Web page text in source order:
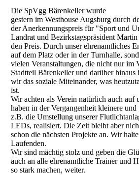
Die SpVgg Bärenkeller wurde
gestern im Westhouse Augsburg durch
der Anerkennungspreis für "Sport und
Landrat und Bezirkstagspräsident
den Preis. Durch unser ehrenamtliches
auf dem Platz oder in der Turnhalle,
vielen Veranstaltungen, die nicht nur im
Stadtteil Bärenkeller und darüber hinaus
wir das soziale Miteinander, was
ist.
Wir achten als Verein natürlich auch auf
haben in der Vergangenheit kleinere
z.B. die Umstellung unserer
LEDs, realisiert. Die Zeit bleibt aber
schon die nächsten Projekte an. Wir
Laufenden.
Wir sind mächtig stolz und geben die
auch an alle ehrenamtliche Trainer und
so stark machen, weiter.